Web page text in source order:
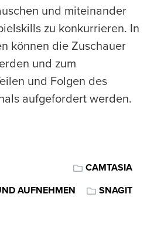
und miteinander
zu konkurrieren. In
können die Zuschauer
und zum
und Folgen des
aufgefordert werden.
CAMTASIA
AUFNEHMEN SNAGIT